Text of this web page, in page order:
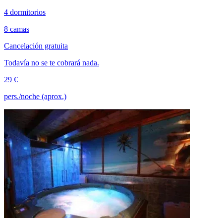
4 dormitorios
8 camas
Cancelación gratuita
Todavía no se te cobrará nada.
29 €
pers./noche (aprox.)